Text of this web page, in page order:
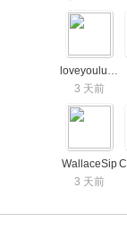
loveyouluobin
3 天前
WallaceSip
3 天前